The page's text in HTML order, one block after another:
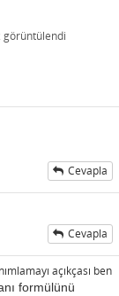
görüntülendi
Cevapla
Cevapla
açıkçası ben
formülünü